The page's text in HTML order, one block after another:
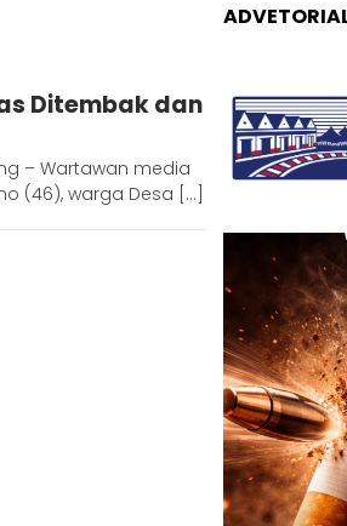
Ditembak dan
– Wartawan media
(46), warga Desa […]